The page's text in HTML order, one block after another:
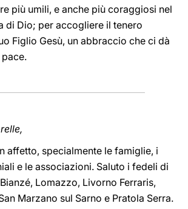
più umili, e anche più coraggiosi nel
di Dio; per accogliere il tenero
Figlio Gesù, un abbraccio che ci dà
affetto, specialmente le famiglie, i
e le associazioni. Saluto i fedeli di
Lomazzo, Livorno Ferraris,
Marzano sul Sarno e Pratola Serra.